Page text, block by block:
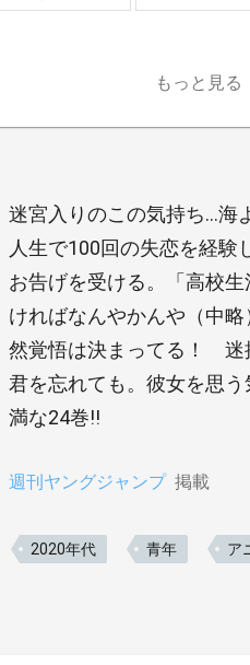
迷宮入りのこの気持ち…
人生で100回の失恋を経
お告げを受ける。「高校
ければなんやかんや（中
然覚悟は決まってる！ 迷
君を忘れても。彼女を思
満な24巻!!
週刊ヤングジャンプ 掲載
2020年代 青年 ア